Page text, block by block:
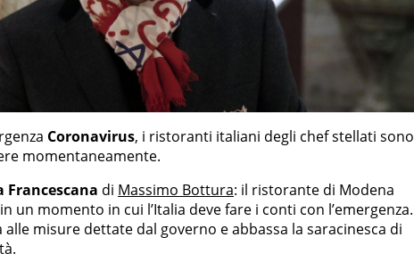
Coronavirus, i ristoranti italiani degli chef stellati sono
momentaneamente.
Francescana di Massimo Bottura: il ristorante di Modena
un momento in cui l’Italia deve fare i conti con l’emergenza.
alle misure dettate dal governo e abbassa la saracinesca di